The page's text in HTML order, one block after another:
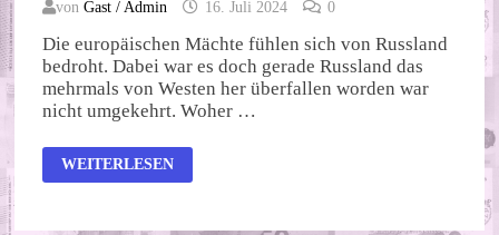
vonGast / Admin 16. Juli 2024 0
Die europäischen Mächte fühlen sich von Russland
bedroht. Dabei war es doch gerade Russland das
mehrmals von Westen her überfallen worden war
nicht umgekehrt. Woher …
ANGST
VOR
WEITERLESEN